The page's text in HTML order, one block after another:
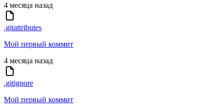
4 месяца назад
.gitattributes
Мой первый коммит
4 месяца назад
.gitignore
Мой первый коммит